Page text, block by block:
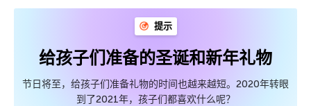
提示
给孩子们准备的圣诞和新年礼物
节日将至，给孩子们准备礼物的时间也越来越短。2020年转眼
到了2021年，孩子们都喜欢什么呢？